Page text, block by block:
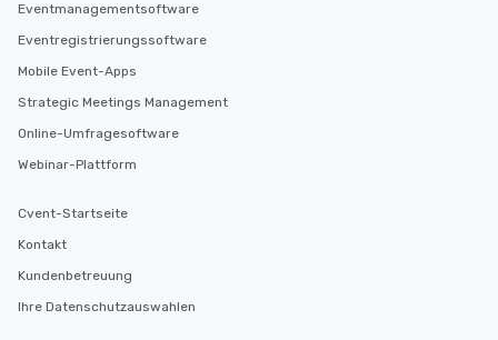
Eventmanagementsoftware
Eventregistrierungssoftware
Mobile Event-Apps
Strategic Meetings Management
Online-Umfragesoftware
Webinar-Plattform
Cvent-Startseite
Kontakt
Kundenbetreuung
Ihre Datenschutzauswahlen